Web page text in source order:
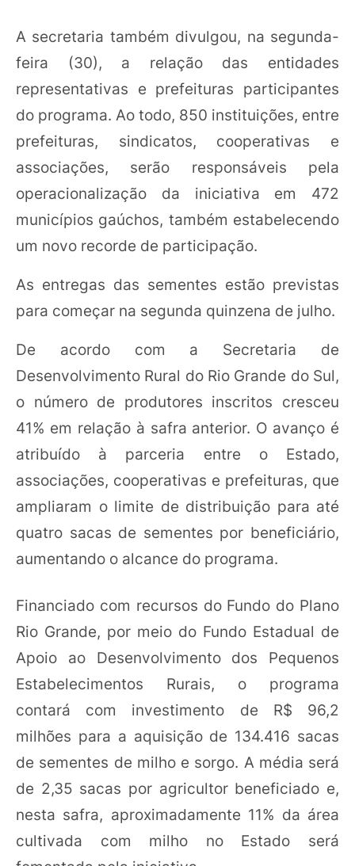
A secretaria também divulgou, na segunda-
feira (30), a relação das entidades
representativas e prefeituras participantes
do programa. Ao todo, 850 instituições, entre
prefeituras, sindicatos, cooperativas e
associações, serão responsáveis pela
operacionalização da iniciativa em 472
municípios gaúchos, também estabelecendo
um novo recorde de participação.
As entregas das sementes estão previstas
para começar na segunda quinzena de julho.
De acordo com a Secretaria de
Desenvolvimento Rural do Rio Grande do Sul,
o número de produtores inscritos cresceu
41% em relação à safra anterior. O avanço é
atribuído à parceria entre o Estado,
associações, cooperativas e prefeituras, que
ampliaram o limite de distribuição para até
quatro sacas de sementes por beneficiário,
aumentando o alcance do programa.
Financiado com recursos do Fundo do Plano
Rio Grande, por meio do Fundo Estadual de
Apoio ao Desenvolvimento dos Pequenos
Estabelecimentos Rurais, o programa
contará com investimento de R$ 96,2
milhões para a aquisição de 134.416 sacas
de sementes de milho e sorgo. A média será
de 2,35 sacas por agricultor beneficiado e,
nesta safra, aproximadamente 11% da área
cultivada com milho no Estado será